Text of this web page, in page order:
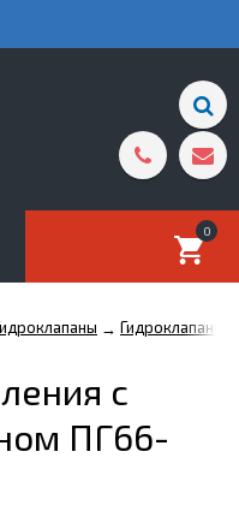
0
→ Гидроклапаны
с
ПГ66-